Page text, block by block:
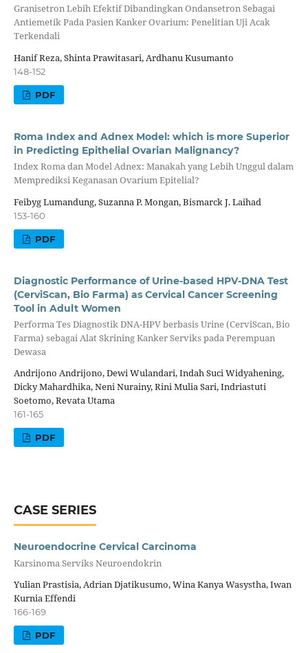
Granisetron Lebih Efektif Dibandingkan Ondansetron Sebagai
Antiemetik Pada Pasien Kanker Ovarium: Penelitian Uji Acak
Terkendali
Hanif Reza, Shinta Prawitasari, Ardhanu Kusumanto
148-152
PDF
Roma Index and Adnex Model: which is more Superior
in Predicting Epithelial Ovarian Malignancy?
Index Roma dan Model Adnex: Manakah yang Lebih Unggul dalam
Memprediksi Keganasan Ovarium Epitelial?
Feibyg Lumandung, Suzanna P. Mongan, Bismarck J. Laihad
153-160
PDF
Diagnostic Performance of Urine-based HPV-DNA Test
(CerviScan, Bio Farma) as Cervical Cancer Screening
Tool in Adult Women
Performa Tes Diagnostik DNA-HPV berbasis Urine (CerviScan, Bio
Farma) sebagai Alat Skrining Kanker Serviks pada Perempuan
Dewasa
Andrijono Andrijono, Dewi Wulandari, Indah Suci Widyahening,
Dicky Mahardhika, Neni Nurainy, Rini Mulia Sari, Indriastuti
Soetomo, Revata Utama
161-165
PDF
CASE SERIES
Neuroendocrine Cervical Carcinoma
Karsinoma Serviks Neuroendokrin
Yulian Prastisia, Adrian Djatikusumo, Wina Kanya Wasystha, Iwan
Kurnia Effendi
166-169
PDF